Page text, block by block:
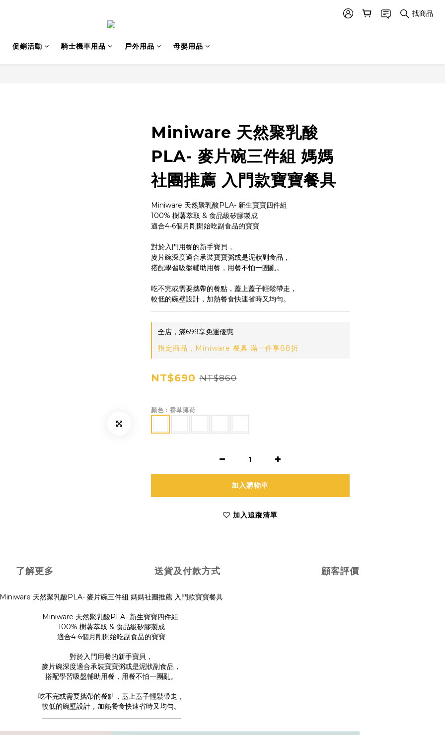
找商品
促銷活動 騎士機車用品 戶外用品 母嬰用品
Miniware 天然聚乳酸
PLA- 麥片碗三件組 媽媽
社團推薦 入門款寶寶餐具
Miniware 天然聚乳酸PLA- 新生寶寶四件組
100% 樹薯萃取 & 食品級矽膠製成
適合4-6個月剛開始吃副食品的寶寶
對於入門用餐的新手寶貝，
麥片碗深度適合承裝寶寶粥或是泥狀副食品，
搭配學習吸盤輔助用餐，用餐不怕一團亂。
吃不完或需要攜帶的餐點，蓋上蓋子輕鬆帶走，
較低的碗壁設計，加熱餐食快速省時又均勻。
全店，滿699享免運優惠
指定商品，Miniware 餐具 滿一件享88折
NT$690 NT$860
顏色 : 香草薄荷
加入購物車
加入追蹤清單
了解更多 送貨及付款方式 顧客評價
Miniware 天然聚乳酸PLA- 麥片碗三件組 媽媽社團推薦 入門款寶寶餐具
Miniware 天然聚乳酸PLA- 新生寶寶四件組
100% 樹薯萃取 & 食品級矽膠製成
適合4-6個月剛開始吃副食品的寶寶
對於入門用餐的新手寶貝，
麥片碗深度適合承裝寶寶粥或是泥狀副食品，
搭配學習吸盤輔助用餐，用餐不怕一團亂。
吃不完或需要攜帶的餐點，蓋上蓋子輕鬆帶走，
較低的碗壁設計，加熱餐食快速省時又均勻。